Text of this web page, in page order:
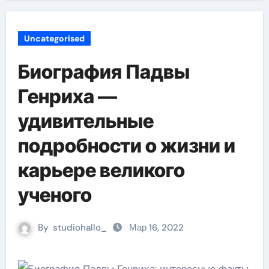
Uncategorised
Биография Падвы
Генриха —
удивительные
подробности о жизни и
карьере великого
ученого
By studiohallo_ Мар 16, 2022